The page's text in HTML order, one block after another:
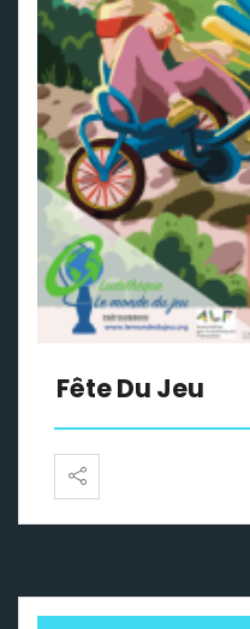
Fête Du Jeu